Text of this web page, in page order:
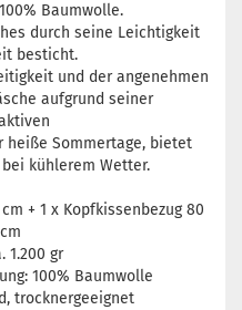
Baumwolle.
durch seine Leichtigkeit
besticht.
und der angenehmen
aufgrund seiner
heiße Sommertage, bietet
kühlerem Wetter.
+ 1 x Kopfkissenbezug 80
1.200 gr
100% Baumwolle
trocknergeeignet